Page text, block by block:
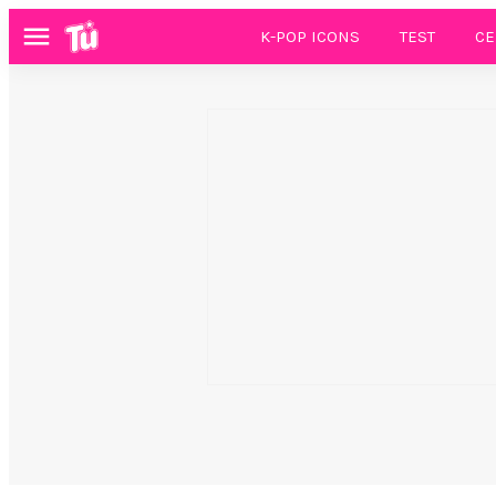
Menú K-POP ICONS TEST